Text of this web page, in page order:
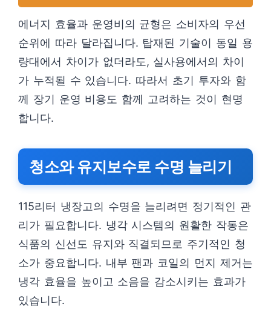
에너지 효율과 운영비의 균형은 소비자의 우선
순위에 따라 달라집니다. 탑재된 기술이 동일 용
량대에서 차이가 없더라도, 실사용에서의 차이
가 누적될 수 있습니다. 따라서 초기 투자와 함
께 장기 운영 비용도 함께 고려하는 것이 현명
합니다.
청소와 유지보수로 수명 늘리기
115리터 냉장고의 수명을 늘리려면 정기적인 관
리가 필요합니다. 냉각 시스템의 원활한 작동은
식품의 신선도 유지와 직결되므로 주기적인 청
소가 중요합니다. 내부 팬과 코일의 먼지 제거는
냉각 효율을 높이고 소음을 감소시키는 효과가
있습니다.